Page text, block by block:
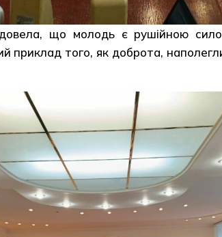
що молодь є рушійною
приклад того, як доброта,